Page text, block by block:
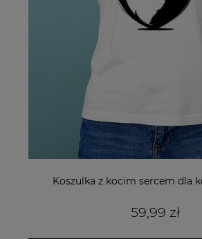
Koszulka z kocim sercem dla
59,99 zł